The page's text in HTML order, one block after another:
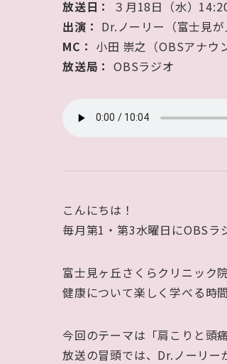
放送日：
３月18日（水）
出演： Dr.ノーリー（富士見
MC： 小田 崇之（OBSアナウ
放送局： OBSラジオ
こんにちは！
毎月第1・第3水曜日にOBSラ
富士見ヶ丘さくらクリニック
健康について楽しく学べる時
今回のテーマは「肩こりと頭痛
放送の冒頭では、Dr.ノーリー